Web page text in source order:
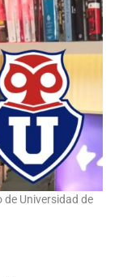
Universidad de